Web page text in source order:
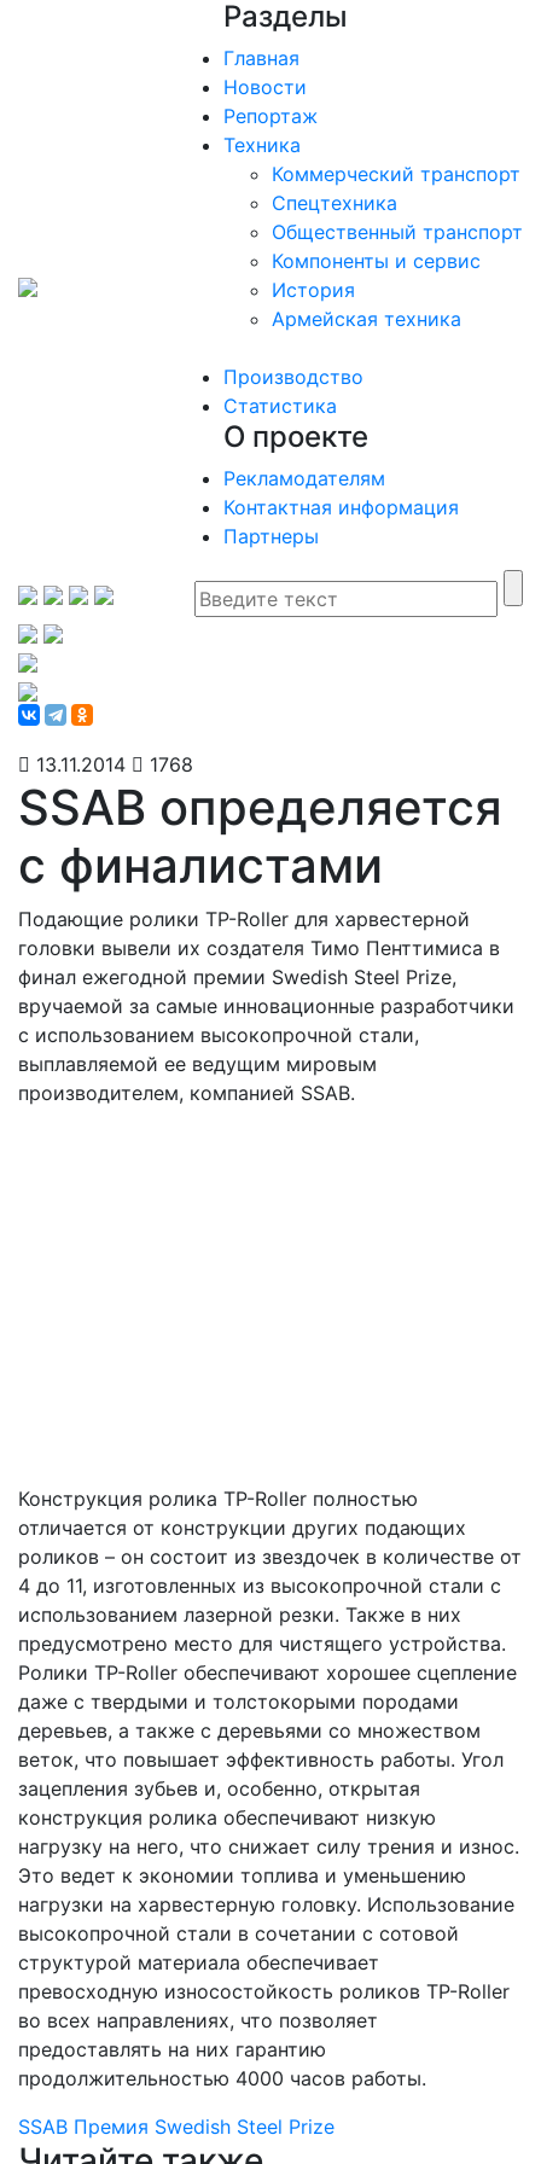
Разделы
Главная
Новости
Репортаж
Техника
Коммерческий транспорт
Спецтехника
Общественный транспорт
Компоненты и сервис
История
Армейская техника
Производство
Статистика
О проекте
Рекламодателям
Контактная информация
Партнеры
13.11.2014 1768
SSAB определяется
с финалистами
Подающие ролики TP-Roller для харвестерной
головки вывели их создателя Тимо Пенттимиса в
финал ежегодной премии Swedish Steel Prize,
вручаемой за самые инновационные разработчики
с использованием высокопрочной стали,
выплавляемой ее ведущим мировым
производителем, компанией SSAB.
Конструкция ролика TP-Roller полностью
отличается от конструкции других подающих
роликов – он состоит из звездочек в количестве от
4 до 11, изготовленных из высокопрочной стали с
использованием лазерной резки. Также в них
предусмотрено место для чистящего устройства.
Ролики TP-Roller обеспечивают хорошее сцепление
даже с твердыми и толстокорыми породами
деревьев, а также с деревьями со множеством
веток, что повышает эффективность работы. Угол
зацепления зубьев и, особенно, открытая
конструкция ролика обеспечивают низкую
нагрузку на него, что снижает силу трения и износ.
Это ведет к экономии топлива и уменьшению
нагрузки на харвестерную головку. Использование
высокопрочной стали в сочетании с сотовой
структурой материала обеспечивает
превосходную износостойкость роликов TP-Roller
во всех направлениях, что позволяет
предоставлять на них гарантию
продолжительностью 4000 часов работы.
SSAB Премия Swedish Steel Prize